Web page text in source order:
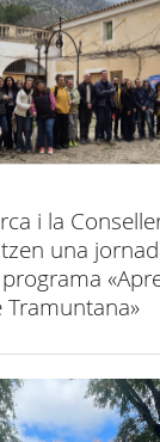
i la
una
Tramuntana»